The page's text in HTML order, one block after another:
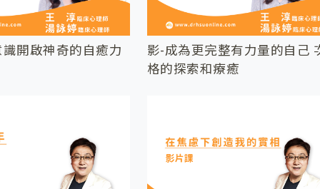
開啟神奇的自癒力
影-成為更完整有力量的自己
格的探索和療癒